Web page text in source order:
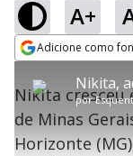
A+
Adicione como
por
a
window.
modal
Nikita cresceu
de Minas
Horizonte